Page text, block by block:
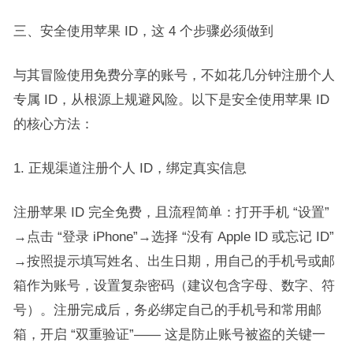
三、安全使用苹果 ID，这 4 个步骤必须做到​
与其冒险使用免费分享的账号，不如花几分钟注册个人
专属 ID，从根源上规避风险。以下是安全使用苹果 ID
的核心方法：​
1. 正规渠道注册个人 ID，绑定真实信息​
注册苹果 ID 完全免费，且流程简单：打开手机 “设置”
→点击 “登录 iPhone”→选择 “没有 Apple ID 或忘记 ID”
→按照提示填写姓名、出生日期，用自己的手机号或邮
箱作为账号，设置复杂密码（建议包含字母、数字、符
号）。注册完成后，务必绑定自己的手机号和常用邮
箱，开启 “双重验证”—— 这是防止账号被盗的关键一